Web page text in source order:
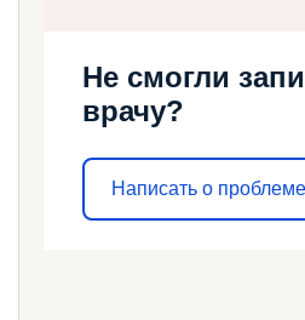
Не смогли
врачу?
Написать о проблеме